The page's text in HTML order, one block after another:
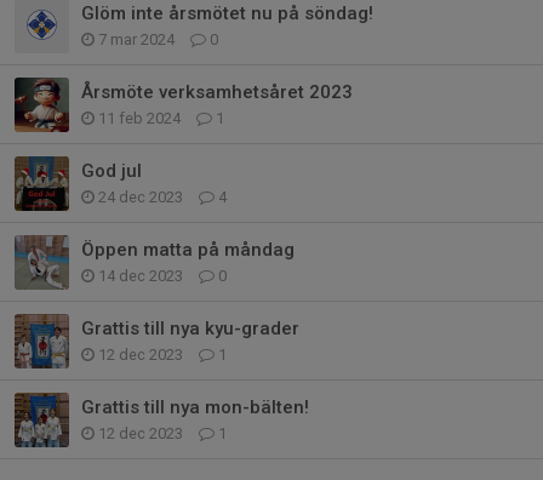
Glöm inte årsmötet nu på söndag!
7 mar 2024 0
Årsmöte verksamhetsåret 2023
11 feb 2024 1
God jul
24 dec 2023 4
Öppen matta på måndag
14 dec 2023 0
Grattis till nya kyu-grader
12 dec 2023 1
Grattis till nya mon-bälten!
12 dec 2023 1